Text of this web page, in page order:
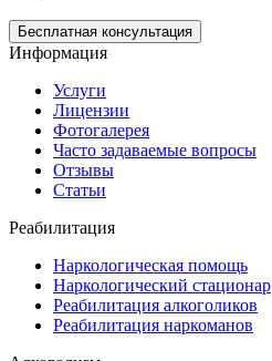
Бесплатная консультация
Информация
Услуги
Лицензии
Фотогалерея
Часто задаваемые вопросы
Отзывы
Статьи
Реабилитация
Наркологическая помощь
Наркологический стационар
Реабилитация алкоголиков
Реабилитация наркоманов